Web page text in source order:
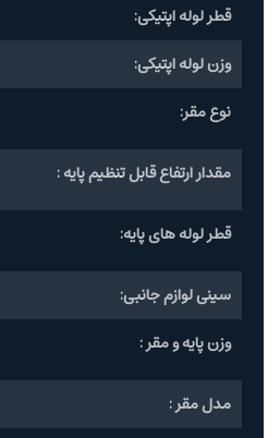
قطر لوله اپتیکی:
وزن لوله اپتیکی:
نوع مقر:
مقدار ارتفاع قابل تنظیم پایه :
قطر لوله های پایه:
سینی لوازم جانبی:
وزن پایه و مقر :
مدل مقر :